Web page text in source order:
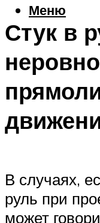
Меню
Стук в
В случаях,
руль при
может